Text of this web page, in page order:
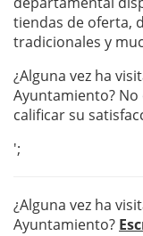
tiendas de oferta,
tradicionales y
¿Alguna vez ha
Ayuntamiento?
calificar su
';
¿Alguna vez ha
Ayuntamiento?